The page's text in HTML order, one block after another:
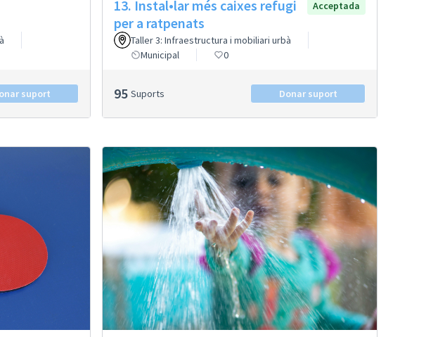
suport
13. Instal•lar més caixes refugi
per a ratpenats
Acceptada
Taller 3: Infraestructura i mobiliari urbà
Municipal
0
95 Suports Donar suport